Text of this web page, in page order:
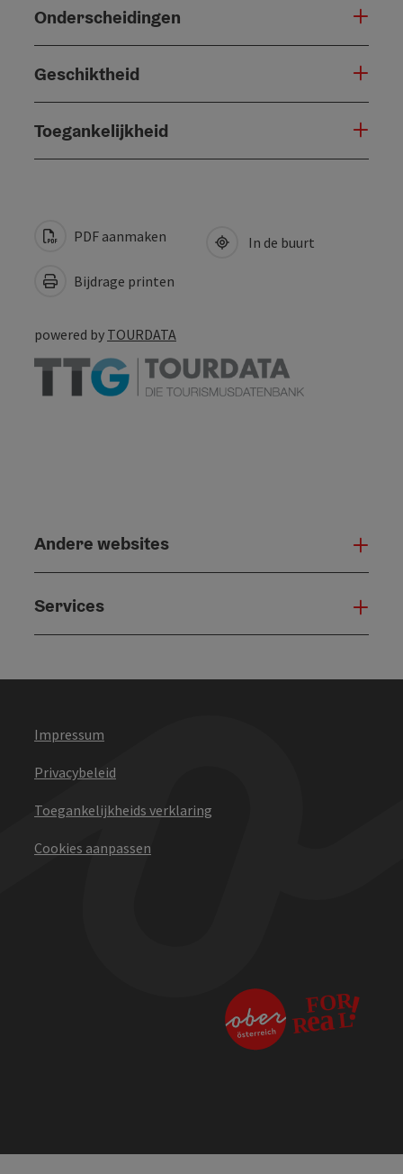
Onderscheidingen
Geschiktheid
Toegankelijkheid
PDF aanmaken
Bijdrage printen
In de buurt
powered by TOURDATA
Andere websites
Services
Impressum
Privacybeleid
Toegankelijkheids verklaring
Cookies aanpassen